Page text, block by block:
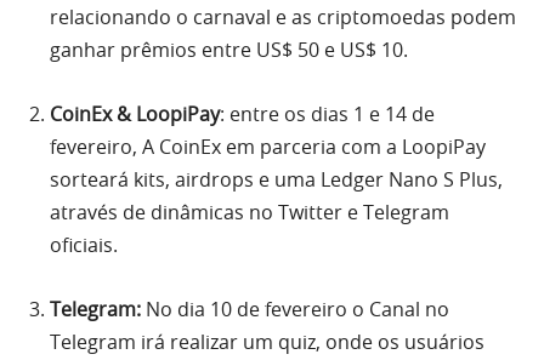
relacionando o carnaval e as criptomoedas podem
ganhar prêmios entre US$ 50 e US$ 10.
CoinEx & LoopiPay: entre os dias 1 e 14 de
fevereiro, A CoinEx em parceria com a LoopiPay
sorteará kits, airdrops e uma Ledger Nano S Plus,
através de dinâmicas no Twitter e Telegram
oficiais.
Telegram: No dia 10 de fevereiro o Canal no
Telegram irá realizar um quiz, onde os usuários